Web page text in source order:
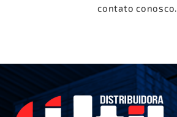
contato conosco.